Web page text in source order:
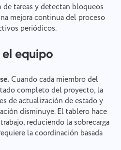
tareas y detectan bloqueos
mejora continua del proceso
periódicos.
equipo
Cuando cada miembro del
completo del proyecto, la
de actualización de estado y
disminuye. El tablero hace
reduciendo la sobrecarga
la coordinación basada
del problema junto
correcta
o arrastra y suelta
en adjuntar cualquier
activa nos
del usuario,
para todos.
o arrastra y suelta
you soon
familiarizaremos con ello y
en el producto. ¡Nos
cada día!
confirmas tu
el procesamiento de